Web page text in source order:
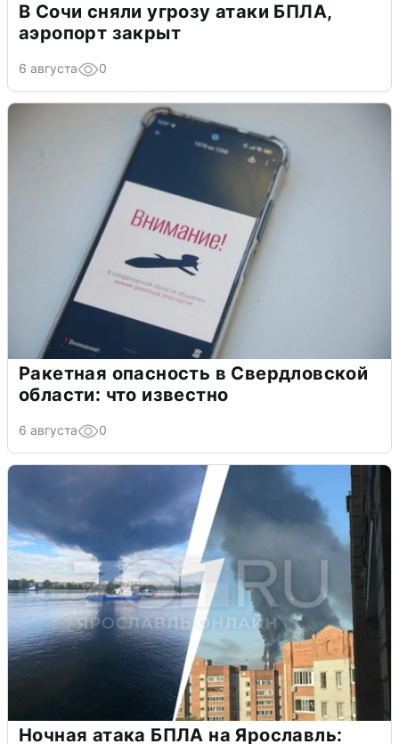
В Сочи сняли угрозу атаки БПЛА,
аэропорт закрыт
6 августа 0
Ракетная опасность в Свердловской
области: что известно
6 августа 0
Ночная атака БПЛА на Ярославль: